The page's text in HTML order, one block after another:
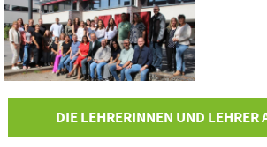
DIE LEHRERINNEN UND LEHRER